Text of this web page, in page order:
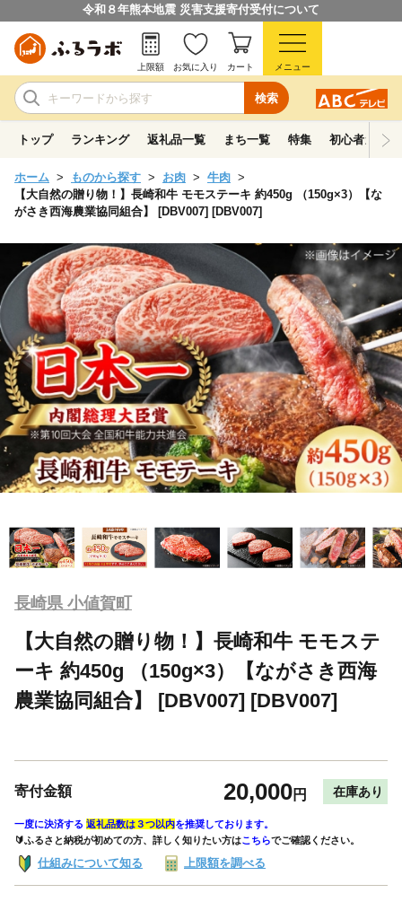
令和８年熊本地震 災害支援寄付受付について
検索
上限額 お気に入り カート メニュー
トップ ランキング 返礼品一覧 まち一覧 特集 初心者ガイド
ホーム ものから探す お肉
牛肉
【大自然の贈り物！】長崎和牛 モモステーキ 約450g （150g×3）【な
がさき西海農業協同組合】 [DBV007] [DBV007]
長崎県 小値賀町
【大自然の贈り物！】長崎和牛 モモステ
ーキ 約450g （150g×3）【ながさき西海
農業協同組合】 [DBV007] [DBV007]
寄付金額 20,000円 在庫あり
一度に決済する 返礼品数は３つ以内を推奨しております。
🔰ふるさと納税が初めての方、詳しく知りたい方はこちらでご確認ください。
仕組みについて知る 上限額を調べる